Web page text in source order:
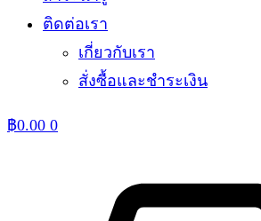
ติดต่อเรา
เกี่ยวกับเรา
สั่งซื้อและชำระเงิน
฿0.00 0